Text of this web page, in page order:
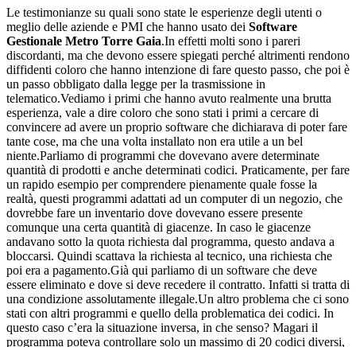
Le testimonianze su quali sono state le esperienze degli utenti o
meglio delle aziende e PMI che hanno usato dei Software
Gestionale Metro Torre Gaia.In effetti molti sono i pareri
discordanti, ma che devono essere spiegati perché altrimenti rendono
diffidenti coloro che hanno intenzione di fare questo passo, che poi è
un passo obbligato dalla legge per la trasmissione in
telematico.Vediamo i primi che hanno avuto realmente una brutta
esperienza, vale a dire coloro che sono stati i primi a cercare di
convincere ad avere un proprio software che dichiarava di poter fare
tante cose, ma che una volta installato non era utile a un bel
niente.Parliamo di programmi che dovevano avere determinate
quantità di prodotti e anche determinati codici. Praticamente, per fare
un rapido esempio per comprendere pienamente quale fosse la
realtà, questi programmi adattati ad un computer di un negozio, che
dovrebbe fare un inventario dove dovevano essere presente
comunque una certa quantità di giacenze. In caso le giacenze
andavano sotto la quota richiesta dal programma, questo andava a
bloccarsi. Quindi scattava la richiesta al tecnico, una richiesta che
poi era a pagamento.Già qui parliamo di un software che deve
essere eliminato e dove si deve recedere il contratto. Infatti si tratta di
una condizione assolutamente illegale.Un altro problema che ci sono
stati con altri programmi e quello della problematica dei codici. In
questo caso c’era la situazione inversa, in che senso? Magari il
programma poteva controllare solo un massimo di 20 codici diversi,